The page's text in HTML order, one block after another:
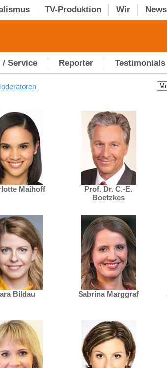
TV-Produktion Wir News
/ Service Reporter Testimonials
Maihoff
Prof. Dr. C.-E.
Boetzkes
Bildau Sabrina Marggraf